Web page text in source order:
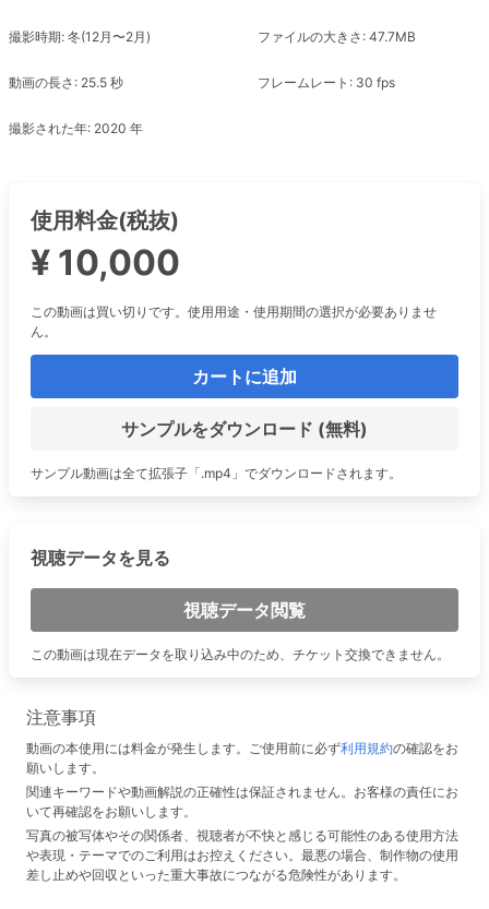
撮影時期: 冬(12月〜2月) ファイルの大きさ: 47.7MB
動画の長さ: 25.5 秒 フレームレート: 30 fps
撮影された年: 2020 年
使用料金(税抜)
¥ 10,000
この動画は買い切りです。使用用途・使用期間の選択が必要ありませ
ん。
カートに追加
サンプルをダウンロード (無料)
サンプル動画は全て拡張子「.mp4」でダウンロードされます。
視聴データを見る
視聴データ閲覧
この動画は現在データを取り込み中のため、チケット交換できません。
注意事項
動画の本使用には料金が発生します。ご使用前に必ず利用規約の確認をお
願いします。
関連キーワードや動画解説の正確性は保証されません。お客様の責任にお
いて再確認をお願いします。
写真の被写体やその関係者、視聴者が不快と感じる可能性のある使用方法
や表現・テーマでのご利用はお控えください。最悪の場合、制作物の使用
差し止めや回収といった重大事故につながる危険性があります。